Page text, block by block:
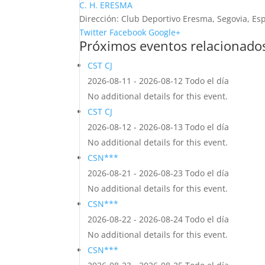
C. H. ERESMA
Dirección: Club Deportivo Eresma, Segovia,
Twitter Facebook Google+
Próximos eventos
CST CJ
2026-08-11 - 2026-08-12 Todo el día
No additional details for this event.
CST CJ
2026-08-12 - 2026-08-13 Todo el día
No additional details for this event.
CSN***
2026-08-21 - 2026-08-23 Todo el día
No additional details for this event.
CSN***
2026-08-22 - 2026-08-24 Todo el día
No additional details for this event.
CSN***